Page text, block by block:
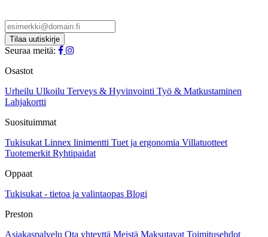
Seuraa meitä:
Osastot
Urheilu Ulkoilu Terveys & Hyvinvointi Työ & Matkustaminen
Lahjakortti
Suosituimmat
Tukisukat Linnex linimentti Tuet ja ergonomia Villatuotteet
Tuotemerkit Ryhtipaidat
Oppaat
Tukisukat - tietoa ja valintaopas Blogi
Preston
Asiakaspalvelu Ota yhteyttä Meistä Maksutavat Toimitusehdot